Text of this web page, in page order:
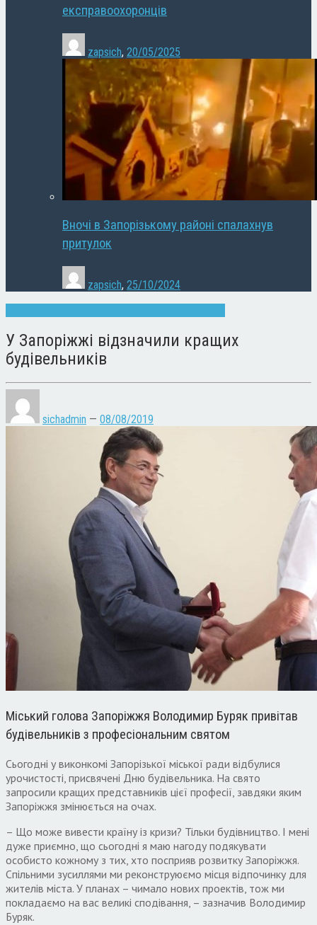
експравоохоронців
zapsich, 20/05/2025
Вночі в Запорізькому районі спалахнув
притулок
zapsich, 25/10/2024
У Запоріжжі відзначили кращих
будівельників
sichadmin — 08/08/2019
Міський голова Запоріжжя Володимир Буряк привітав
будівельників з професіональним святом
Сьогодні у виконкомі Запорізької міської ради відбулися
урочистості, присвячені Дню будівельника. На свято
запросили кращих представників цієї професії, завдяки яким
Запоріжжя змінюється на очах.
– Що може вивести країну із кризи? Тільки будівництво. І мені
дуже приємно, що сьогодні я маю нагоду подякувати
особисто кожному з тих, хто посприяв розвитку Запоріжжя.
Спільними зусиллями ми реконструюємо місця відпочинку для
жителів міста. У планах – чимало нових проектів, тож ми
покладаємо на вас великі сподівання, – зазначив Володимир
Буряк.